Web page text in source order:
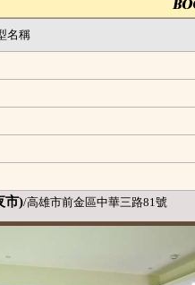
名稱
市)/高雄市前金區中華三路81號